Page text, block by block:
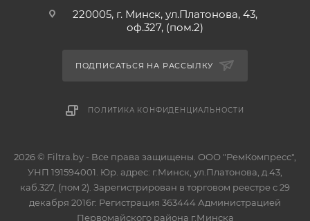
220005, г. Минск, ул.Платонова, 43,
оф.327, (пом.2)
ПОДПИСАТЬСЯ НА РАССЫЛКУ
ПОЛИТИКА КОНФИДЕНЦИАЛЬНОСТИ
2026 © Filtra.by - Все права защищены. ООО "РемКомпресс",
УНП 191594001. Юр. адрес: г.Минск, ул.Платонова, д.43,
каб.327, (пом 2). Зарегистрирован в торговом реестре с 29
декабря 2016г. Регистрация 363444 Администрацией
Первомайского района г.Минска